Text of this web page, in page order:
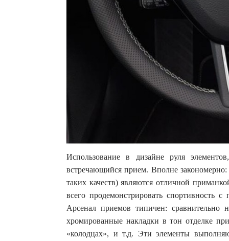
Использование в дизайне руля
встречающийся прием. Вполне
таких качеств) являются отличной
всего продемонстрировать спортивность
Арсенал приемов типичен: сравнительно
хромированные накладки в тон отделке
«колодцах», и т.д. Эти элементы